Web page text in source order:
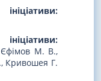
Єфімов М. В.,
Кривошея Г.